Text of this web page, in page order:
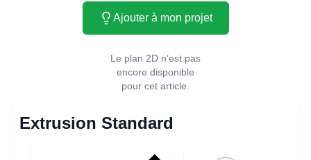
Ajouter à mon projet
Le plan 2D n’est pas
encore disponible
pour cet article.
Extrusion Standard